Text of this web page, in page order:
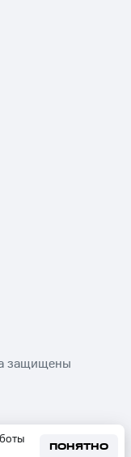
ПОНЯТНО
защищены